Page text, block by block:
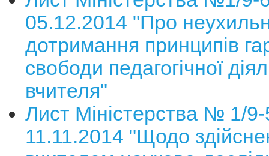
05.12.2014 "Про
дотримання принципів
свободи педагогічної
вчителя"
Лист Міністерства № 1/9-
11.11.2014 "Щодо